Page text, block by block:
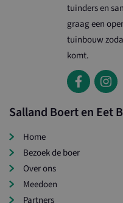
tuinders en
graag een
tuinbouw
komt.
Salland Boert en Eet
Home
Bezoek de boer
Over ons
Meedoen
Partners